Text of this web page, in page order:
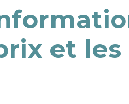
et les